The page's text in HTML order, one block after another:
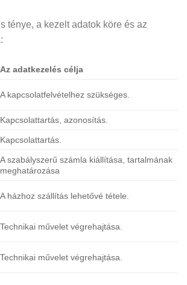
ténye, a kezelt adatok köre és az
Az adatkezelés célja
A kapcsolatfelvételhez szükséges.
Kapcsolattartás, azonosítás.
Kapcsolattartás.
A szabályszerű számla kiállítása, tartalmának
meghatározása
A házhoz szállítás lehetővé tétele.
Technikai művelet végrehajtása.
Technikai művelet végrehajtása.